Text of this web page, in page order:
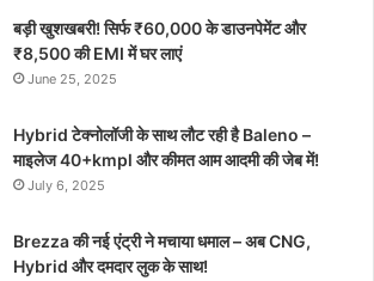
बड़ी खुशखबरी! सिर्फ ₹60,000 के डाउनपेमेंट और
₹8,500 की EMI में घर लाएं
June 25, 2025
Hybrid टेक्नोलॉजी के साथ लौट रही है Baleno –
माइलेज 40+kmpl और कीमत आम आदमी की जेब में!
July 6, 2025
Brezza की नई एंट्री ने मचाया धमाल – अब CNG,
Hybrid और दमदार लुक के साथ!